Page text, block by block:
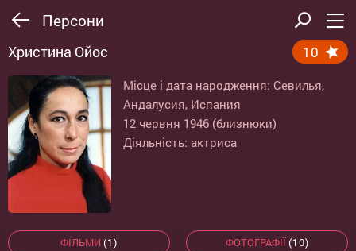
Персони
Христина Ойос 10
Місце і дата народження: Севилья,
Андалусия, Испания
12 червня 1946 (близнюки)
Діяльність: актриса
ФІЛЬМИ (1) ФОТОГРАФІЇ(10)